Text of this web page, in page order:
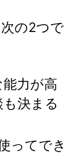
の2つで
力が高
決まる
ってでき